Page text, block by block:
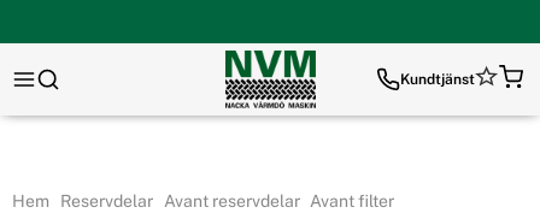
Kundtjänst
Hem Reservdelar Avant reservdelar Avant filter